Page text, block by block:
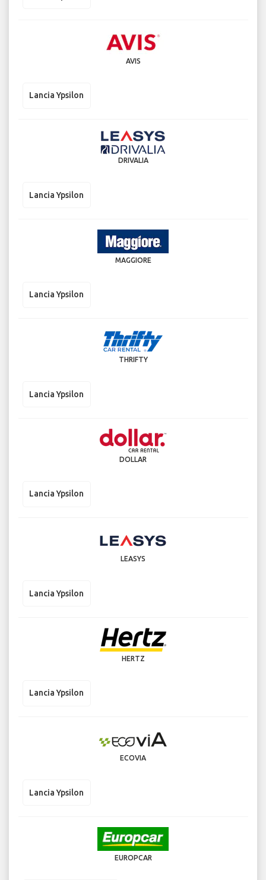
AVIS
Lancia Ypsilon
DRIVALIA
Lancia Ypsilon
MAGGIORE
Lancia Ypsilon
THRIFTY
Lancia Ypsilon
DOLLAR
Lancia Ypsilon
LEASYS
Lancia Ypsilon
HERTZ
Lancia Ypsilon
ECOVIA
Lancia Ypsilon
EUROPCAR